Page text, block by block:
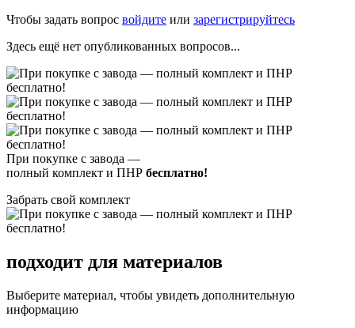
Чтобы задать вопрос войдите или зарегистрируйтесь
Здесь ещё нет опубликованных вопросов...
При покупке с завода —
полный комплект и ПНР бесплатно!
Забрать свой комплект
подходит для материалов
Выберите материал, чтобы увидеть дополнительную
информацию